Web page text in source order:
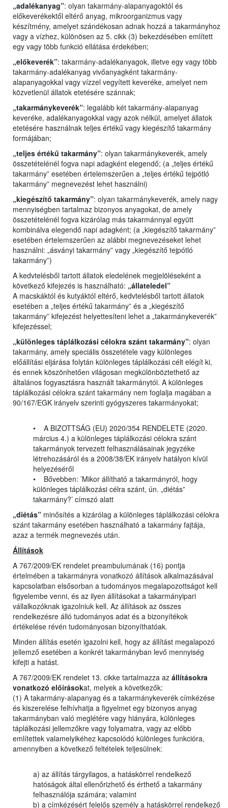
„adalékanyag”: olyan takarmány-alapanyagoktól és
előkeverékektől eltérő anyag, mikroorganizmus vagy
készítmény, amelyet szándékosan adnak hozzá a takarmányhoz
vagy a vízhez, különösen az 5. cikk (3) bekezdésében említett
egy vagy több funkció ellátása érdekében;
„előkeverék”: takarmány-adalékanyagok, illetve egy vagy több
takarmány-adalékanyag vivőanyagként takarmány-
alapanyagokkal vagy vízzel vegyített keveréke, amelyet nem
közvetlenül állatok etetésére szánnak;
„takarmánykeverék”: legalább két takarmány-alapanyag
keveréke, adalékanyagokkal vagy azok nélkül, amelyet állatok
etetésére használnak teljes értékű vagy kiegészítő takarmány
formájában;
„teljes értékű takarmány”: olyan takarmánykeverék, amely
összetételénél fogva napi adagként elegendő; (a „teljes értékű
takarmány” esetében értelemszerűen a „teljes értékű tejpótló
takarmány” megnevezést lehet használni)
„kiegészítő takarmány”: olyan takarmánykeverék, amely nagy
mennyiségben tartalmaz bizonyos anyagokat, de amely
összetételénél fogva kizárólag más takarmánnyal együtt
kombinálva elegendő napi adagként; (a „kiegészítő takarmány”
esetében értelemszerűen az alábbi megnevezéseket lehet
használni: „ásványi takarmány” vagy „kiegészítő tejpótló
takarmány”)
A kedvtelésből tartott állatok eledelének megjelöléseként a
következő kifejezés is használható: „állateledel”
A macskáktól és kutyáktól eltérő, kedvtelésből tartott állatok
esetében a „teljes értékű takarmány” és a „kiegészítő
takarmány” kifejezést helyettesíteni lehet a „takarmánykeverék”
kifejezéssel;
„különleges táplálkozási célokra szánt takarmány”: olyan
takarmány, amely speciális összetétele vagy különleges
előállítási eljárása folytán különleges táplálkozási célt elégít ki,
és ennek köszönhetően világosan megkülönböztethető az
általános fogyasztásra használt takarmánytól. A különleges
táplálkozási célokra szánt takarmány nem foglalja magában a
90/167/EGK irányelv szerinti gyógyszeres takarmányokat;
• A BIZOTTSÁG (EU) 2020/354 RENDELETE (2020.
március 4.) a különleges táplálkozási célokra szánt
takarmányok tervezett felhasználásainak jegyzéke
létrehozásáról és a 2008/38/EK irányelv hatályon kívül
helyezéséről
• Bővebben: ’Mikor állítható a takarmányról, hogy
különleges táplálkozási célra szánt, ún. „diétás”
takarmány?’ címszó alatt
„diétás” minősítés a kizárólag a különleges táplálkozási célokra
szánt takarmány esetében használható a takarmány fajtája,
azaz a termék megnevezés után.
Állítások
A 767/2009/EK rendelet preambulumának (16) pontja
értelmében a takarmányra vonatkozó állítások alkalmazásával
kapcsolatban elsősorban a tudományos megalapozottságot kell
figyelembe venni, és az ilyen állításokat a takarmányipari
vállalkozóknak igazolniuk kell. Az állítások az összes
rendelkezésre álló tudományos adat és a bizonyítékok
értékelése révén tudományosan bizonyíthatóak.
Minden állítás esetén igazolni kell, hogy az állítást megalapozó
jellemző esetében a konkrét takarmányban levő mennyiség
kifejti a hatást.
A 767/2009/EK rendelet 13. cikke tartalmazza az állításokra
vonatkozó előírásokat, melyek a következők:
(1) A takarmány-alapanyag és a takarmánykeverék címkézése
és kiszerelése felhívhatja a figyelmet egy bizonyos anyag
takarmányban való meglétére vagy hiányára, különleges
táplálkozási jellemzőkre vagy folyamatra, vagy az előbb
említettek valamelyikéhez kapcsolódó különleges funkcióra,
amennyiben a következő feltételek teljesülnek:
a) az állítás tárgyilagos, a hatáskörrel rendelkező
hatóságok által ellenőrizhető és érthető a takarmány
felhasználója számára; valamint
b) a címkézésért felelős személy a hatáskörrel rendelkező